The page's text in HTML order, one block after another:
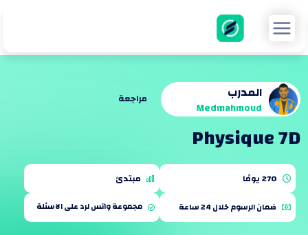
المحتوى
Medmahmoud مراجعة
Physique 7D
270 يومًا مبتدئ